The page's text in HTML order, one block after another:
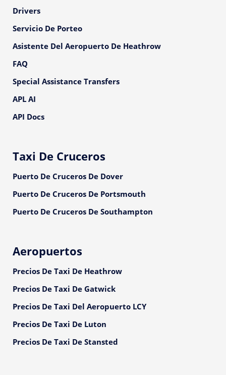
Drivers
Servicio De Porteo
Asistente Del Aeropuerto De Heathrow
FAQ
Special Assistance Transfers
APL AI
API Docs
Taxi De Cruceros
Puerto De Cruceros De Dover
Puerto De Cruceros De Portsmouth
Puerto De Cruceros De Southampton
Aeropuertos
Precios De Taxi De Heathrow
Precios De Taxi De Gatwick
Precios De Taxi Del Aeropuerto LCY
Precios De Taxi De Luton
Precios De Taxi De Stansted